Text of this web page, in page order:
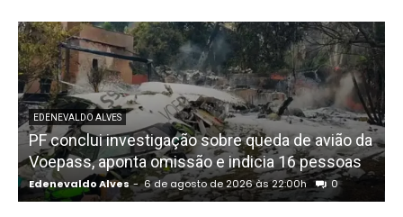
EDENEVALDO ALVES
PF conclui investigação sobre queda de avião da
Voepass, aponta omissão e indicia 16 pessoas
Edenevaldo Alves - 6 de agosto de 2026 às 22:00h 0